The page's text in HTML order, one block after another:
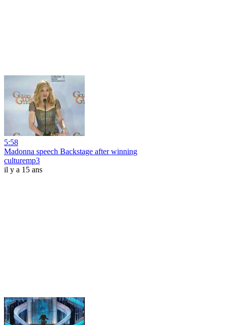
5:58
Madonna speech Backstage after winning
culturemp3
il y a 15 ans